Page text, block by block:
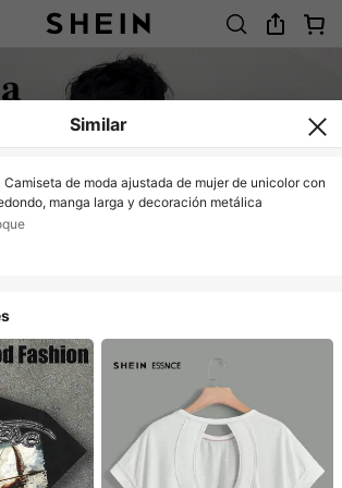
Similar
Camiseta de moda ajustada de mujer de unicolor con
manga larga y decoración metálica